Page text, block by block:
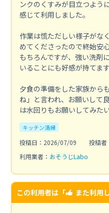
ンクのくすみが目立つよう
感じて利用しました。
作業は慌ただしい様子がな
めてくださったので終始安
もちろんですが、強い洗剤
いることにも好感が持てます
夕食の準備をした家族から
ね」と言われ、お願いして
は水回りもお願いしてみたい
キッチン清掃
投稿日：2026/07/09
投稿者
利用業者： おそうじLabo
この利用者は「 また利用